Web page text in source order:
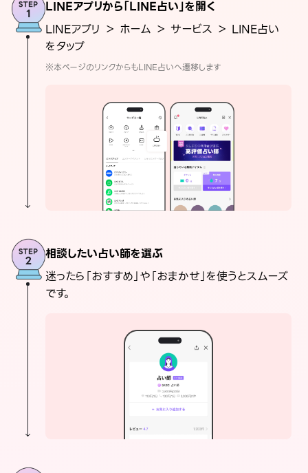
LINEアプリから「LINE占い」を開く
LINEアプリ ＞ ホーム ＞ サービス ＞ LINE占い
をタップ
※本ページのリンクからもLINE占いへ遷移します
相談したい占い師を選ぶ
迷ったら「おすすめ」や「おまかせ」を使うとスムーズ
です。